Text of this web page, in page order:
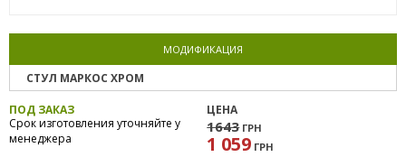
МОДИФИКАЦИЯ
СТУЛ МАРКОС ХРОМ
ПОД ЗАКАЗ
Срок изготовления уточняйте у
менеджера
ЦЕНА
1643 ГРН
1 059 ГРН